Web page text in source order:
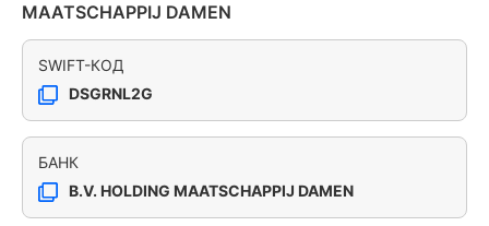
MAATSCHAPPIJ DAMEN
SWIFT-КОД
DSGRNL2G
БАНК
B.V. HOLDING MAATSCHAPPIJ DAMEN